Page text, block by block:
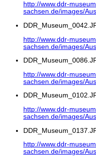
http://www.ddr-
sachsen.de/images/
http://www.ddr-
sachsen.de/images/
http://www.ddr-
sachsen.de/images/
http://www.ddr-
sachsen.de/images/
http://www.ddr-
sachsen.de/images/